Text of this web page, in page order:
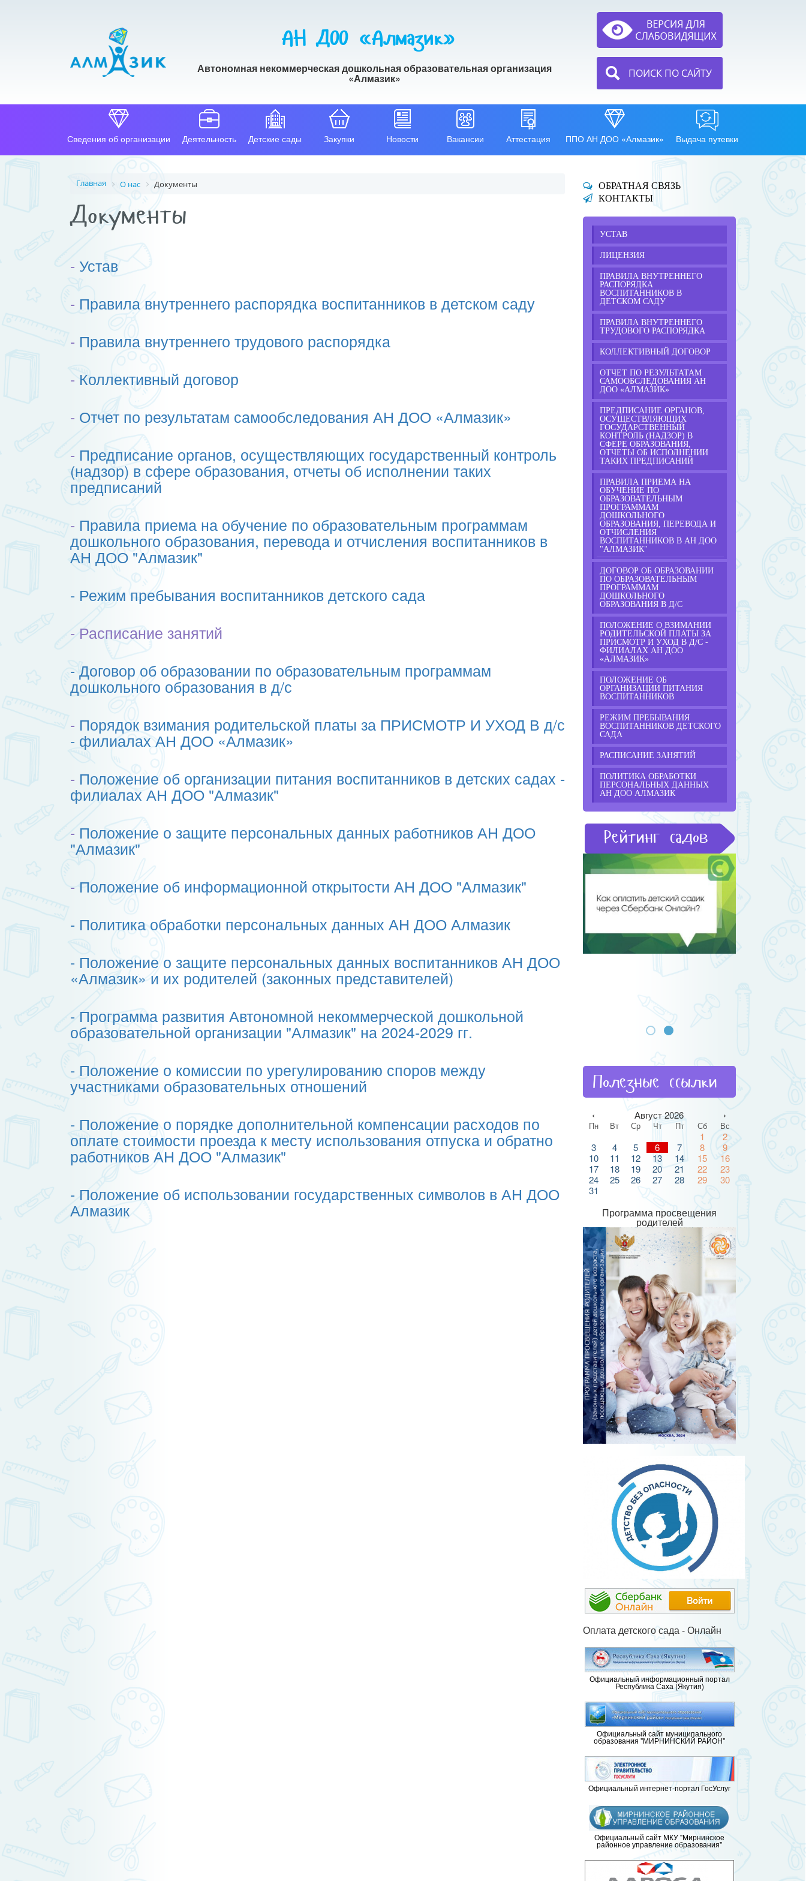
АН ДОО «Алмазик»
Автономная некоммерческая дошкольная образовательная организация
«Алмазик» ПОИСК ПО САЙТУ
Сведения об организации Деятельность Детские сады Закупки Новости Вакансии Аттестация ППО АН ДОО «Алмазик» Выдача путевки
Главная О нас Документы
Документы
- Устав
- Правила внутреннего распорядка воспитанников в детском саду
- Правила внутреннего трудового распорядка
- Коллективный договор
- Отчет по результатам самообследования АН ДОО «Алмазик»
- Предписание органов, осуществляющих государственный контроль
(надзор) в сфере образования, отчеты об исполнении таких
предписаний
- Правила приема на обучение по образовательным программам
дошкольного образования, перевода и отчисления воспитанников в
АН ДОО "Алмазик"
- Режим пребывания воспитанников детского сада
- Расписание занятий
- Договор об образовании по образовательным программам
дошкольного образования в д/с
- Порядок взимания родительской платы за ПРИСМОТР И УХОД В д/с
- филиалах АН ДОО «Алмазик»
- Положение об организации питания воспитанников в детских садах -
филиалах АН ДОО "Алмазик"
- Положение о защите персональных данных работников АН ДОО
"Алмазик"
- Положение об информационной открытости АН ДОО "Алмазик"
- Политика обработки персональных данных АН ДОО Алмазик
- Положение о защите персональных данных воспитанников АН ДОО
«Алмазик» и их родителей (законных представителей)
- Программа развития Автономной некоммерческой дошкольной
образовательной организации "Алмазик" на 2024-2029 гг.
- Положение о комиссии по урегулированию споров между
участниками образовательных отношений
- Положение о порядке дополнительной компенсации расходов по
оплате стоимости проезда к месту использования отпуска и обратно
работников АН ДОО "Алмазик"
- Положение об использовании государственных символов в АН ДОО
Алмазик
ОБРАТНАЯ СВЯЗЬ
КОНТАКТЫ
УСТАВ
ЛИЦЕНЗИЯ
ПРАВИЛА ВНУТРЕННЕГО
РАСПОРЯДКА
ВОСПИТАННИКОВ В
ДЕТСКОМ САДУ
ПРАВИЛА ВНУТРЕННЕГО
ТРУДОВОГО РАСПОРЯДКА
КОЛЛЕКТИВНЫЙ ДОГОВОР
ОТЧЕТ ПО РЕЗУЛЬТАТАМ
САМООБСЛЕДОВАНИЯ АН
ДОО «АЛМАЗИК»
ПРЕДПИСАНИЕ ОРГАНОВ,
ОСУЩЕСТВЛЯЮЩИХ
ГОСУДАРСТВЕННЫЙ
КОНТРОЛЬ (НАДЗОР) В
СФЕРЕ ОБРАЗОВАНИЯ,
ОТЧЕТЫ ОБ ИСПОЛНЕНИИ
ТАКИХ ПРЕДПИСАНИЙ
ПРАВИЛА ПРИЕМА НА
ОБУЧЕНИЕ ПО
ОБРАЗОВАТЕЛЬНЫМ
ПРОГРАММАМ
ДОШКОЛЬНОГО
ОБРАЗОВАНИЯ, ПЕРЕВОДА И
ОТЧИСЛЕНИЯ
ВОСПИТАННИКОВ В АН ДОО
"АЛМАЗИК"
ДОГОВОР ОБ ОБРАЗОВАНИИ
ПО ОБРАЗОВАТЕЛЬНЫМ
ПРОГРАММАМ
ДОШКОЛЬНОГО
ОБРАЗОВАНИЯ В Д/С
ПОЛОЖЕНИЕ О ВЗИМАНИИ
РОДИТЕЛЬСКОЙ ПЛАТЫ ЗА
ПРИСМОТР И УХОД В Д/С -
ФИЛИАЛАХ АН ДОО
«АЛМАЗИК»
ПОЛОЖЕНИЕ ОБ
ОРГАНИЗАЦИИ ПИТАНИЯ
ВОСПИТАННИКОВ
РЕЖИМ ПРЕБЫВАНИЯ
ВОСПИТАННИКОВ ДЕТСКОГО
САДА
РАСПИСАНИЕ ЗАНЯТИЙ
ПОЛИТИКА ОБРАБОТКИ
ПЕРСОНАЛЬНЫХ ДАННЫХ
АН ДОО АЛМАЗИК
Рейтинг садов
Полезные ссылки
‹ Август 2026 ›
Пн Вт Ср Чт Пт Сб Вс
1
2
3
4 5 6 7 8
9
10
11 12 13 14 15
16
17
18 19 20 21 22
23
24
25 26 27 28 29
30
31
Программа просвещения
родителей
Оплата детского сада - Онлайн
Официальный информационный портал
Республика Саха (Якутия)
Официальный сайт муниципального
образования "МИРНИНСКИЙ РАЙОН"
Официальный интернет-портал ГосУслуг
Официальный сайт МКУ "Мирнинское
районное управление образования"